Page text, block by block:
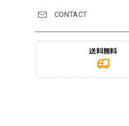
CONTACT
送料無料